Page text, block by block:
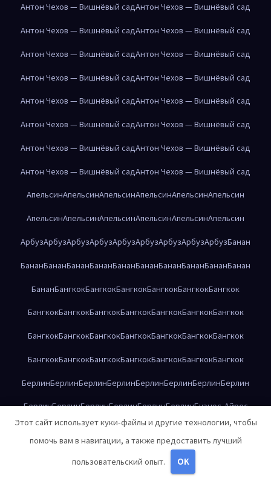
Антон Чехов — Вишнёвый садАнтон Чехов — Вишнёвый сад
Антон Чехов — Вишнёвый садАнтон Чехов — Вишнёвый сад
Антон Чехов — Вишнёвый садАнтон Чехов — Вишнёвый сад
Антон Чехов — Вишнёвый садАнтон Чехов — Вишнёвый сад
Антон Чехов — Вишнёвый садАнтон Чехов — Вишнёвый сад
Антон Чехов — Вишнёвый садАнтон Чехов — Вишнёвый сад
Антон Чехов — Вишнёвый садАнтон Чехов — Вишнёвый сад
Антон Чехов — Вишнёвый садАнтон Чехов — Вишнёвый сад
АпельсинАпельсинАпельсинАпельсинАпельсинАпельсин
АпельсинАпельсинАпельсинАпельсинАпельсинАпельсин
АрбузАрбузАрбузАрбузАрбузАрбузАрбузАрбузАрбузБанан
БананБананБананБананБананБананБананБананБананБанан
БананБангкокБангкокБангкокБангкокБангкокБангкок
БангкокБангкокБангкокБангкокБангкокБангкокБангкок
БангкокБангкокБангкокБангкокБангкокБангкокБангкок
БангкокБангкокБангкокБангкокБангкокБангкокБангкок
БерлинБерлинБерлинБерлинБерлинБерлинБерлинБерлин
БерлинБерлинБерлинБерлинБерлинБерлинБуэнос-Айрес
Буэнос-Айрес Буэнос-Айрес Буэнос-Айрес
Буэнос-АйресБуэнос-Айрес
Буэнос-АйресБуэнос-Айрес
Этот сайт использует куки-файлы и другие технологии, чтобы
помочь вам в навигации, а также предоставить лучший
пользовательский опыт.
OK